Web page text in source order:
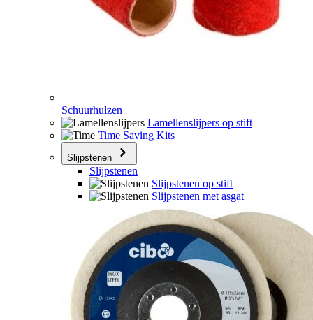
Schuurhulzen
Lamellenslijpers op stift
Time Saving Kits
Slijpstenen
Slijpstenen
Slijpstenen op stift
Slijpstenen met asgat